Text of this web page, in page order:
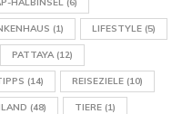
(1) LIFESTYLE (5)
PATTAYA(12)
(14) REISEZIELE (10)
(48) TIERE (1)